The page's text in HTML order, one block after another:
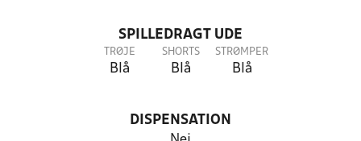
SPILLEDRAGT UDE
TRØJE
Blå
SHORTS
Blå
STRØMPER
Blå
DISPENSATION